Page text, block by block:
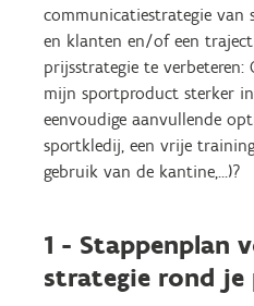
communicatiestrategie van
en klanten en/of een
prijsstrategie te
mijn sportproduct sterker
eenvoudige aanvullende
sportkledij, een vrije
gebruik van de kantine,…)?
1 - Stappenplan
strategie rond